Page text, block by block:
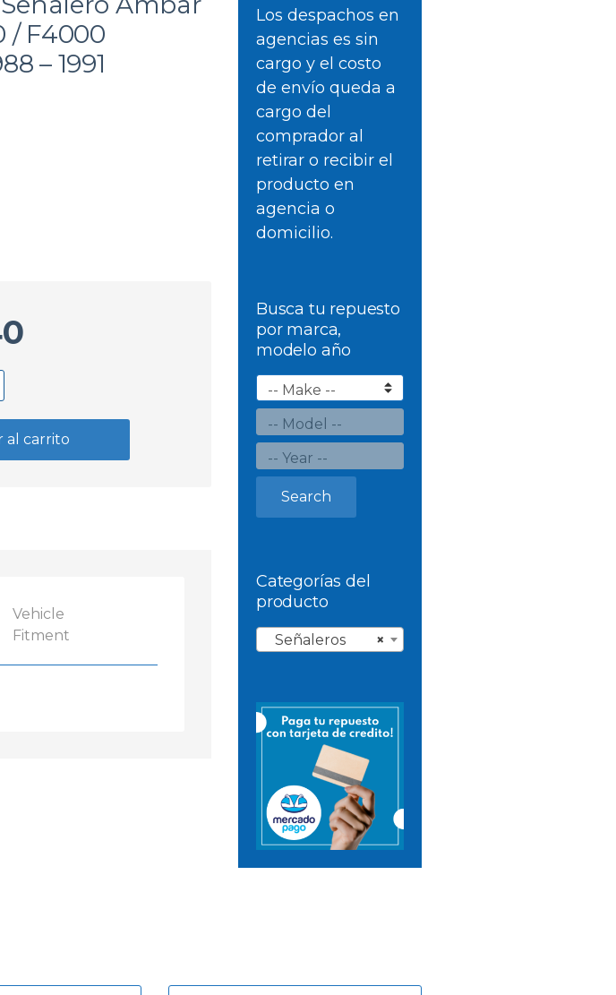
/ F4000
– 1991
al carrito
Vehicle
Fitment
Los despachos en
agencias es sin
cargo y el costo
de envío queda a
cargo del
comprador al
retirar o recibir el
producto en
agencia o
domicilio.
Busca tu repuesto
por marca,
modelo año
Search
Categorías del
producto
×
Señaleros